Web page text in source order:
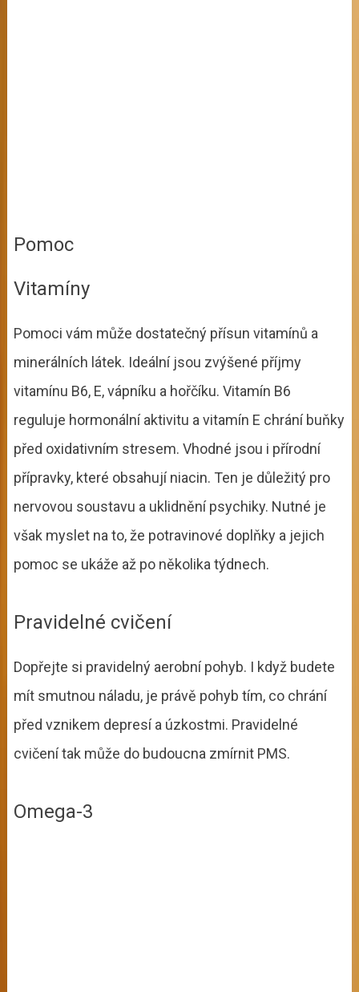
Pomoc
Vitamíny
Pomoci vám může dostatečný přísun vitamínů a
minerálních látek. Ideální jsou zvýšené příjmy
vitamínu B6, E, vápníku a hořčíku. Vitamín B6
reguluje hormonální aktivitu a vitamín E chrání buňky
před oxidativním stresem. Vhodné jsou i přírodní
přípravky, které obsahují niacin. Ten je důležitý pro
nervovou soustavu a uklidnění psychiky. Nutné je
však myslet na to, že potravinové doplňky a jejich
pomoc se ukáže až po několika týdnech.
Pravidelné cvičení
Dopřejte si pravidelný aerobní pohyb. I když budete
mít smutnou náladu, je právě pohyb tím, co chrání
před vznikem depresí a úzkostmi. Pravidelné
cvičení tak může do budoucna zmírnit PMS.
Omega-3